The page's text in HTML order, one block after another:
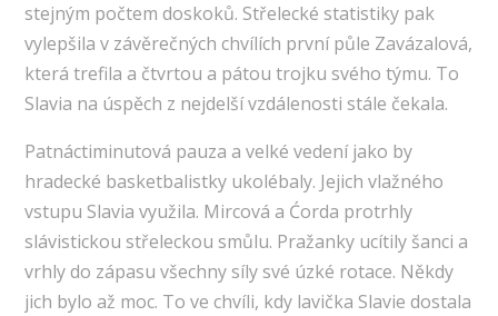
stejným počtem doskoků. Střelecké statistiky pak
vylepšila v závěrečných chvílích první půle Zavázalová,
která trefila a čtvrtou a pátou trojku svého týmu. To
Slavia na úspěch z nejdelší vzdálenosti stále čekala.
Patnáctiminutová pauza a velké vedení jako by
hradecké basketbalistky ukolébaly. Jejich vlažného
vstupu Slavia využila. Mircová a Ćorda protrhly
slávistickou střeleckou smůlu. Pražanky ucítily šanci a
vrhly do zápasu všechny síly své úzké rotace. Někdy
jich bylo až moc. To ve chvíli, kdy lavička Slavie dostala